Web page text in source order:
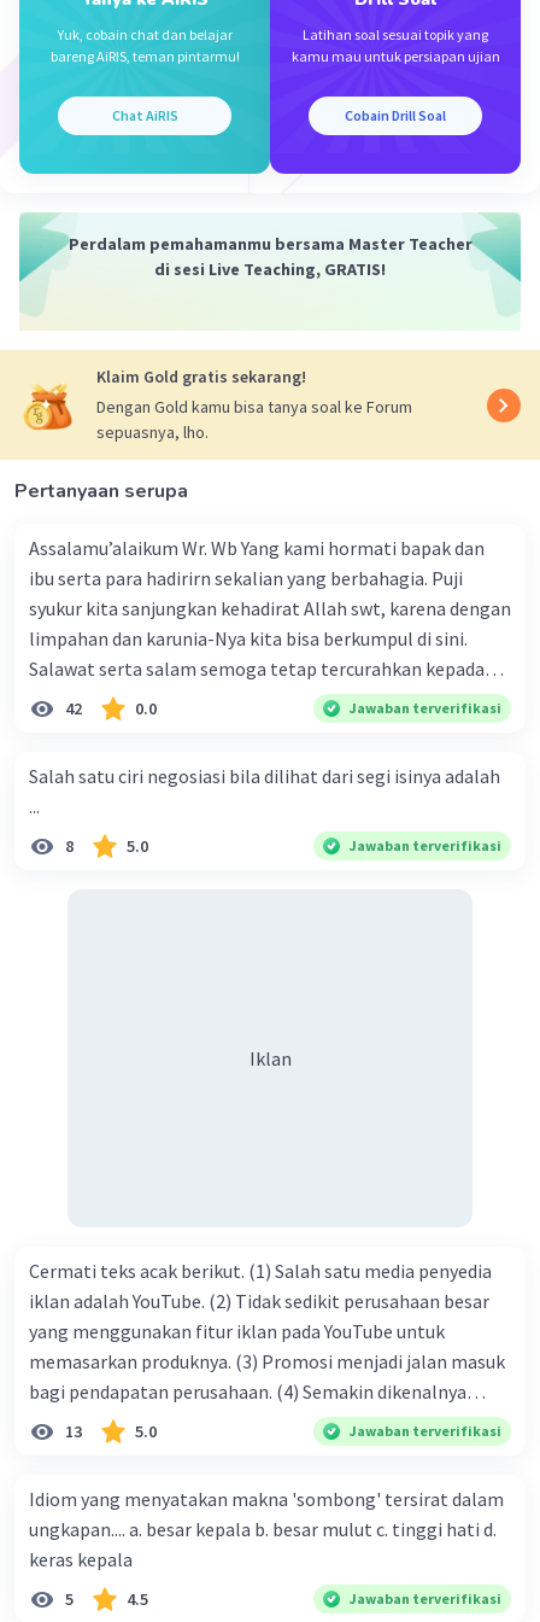
Yuk, cobain chat dan belajar
bareng AiRIS, teman pintarmu!
Chat AiRIS
Latihan soal sesuai topik yang
kamu mau untuk persiapan ujian
Cobain Drill Soal
Perdalam pemahamanmu bersama Master Teacher
di sesi Live Teaching, GRATIS!
Klaim Gold gratis sekarang!
Dengan Gold kamu bisa tanya soal ke Forum
sepuasnya, lho.
Pertanyaan serupa
Assalamu’alaikum Wr. Wb Yang kami hormati bapak dan
ibu serta para hadirirn sekalian yang berbahagia. Puji
syukur kita sanjungkan kehadirat Allah swt, karena dengan
limpahan dan karunia-Nya kita bisa berkumpul di sini.
Salawat serta salam semoga tetap tercurahkan kepada
junjungan Nabi besar Muhammad saw, karena beliau
menyiarkan agama yang haq, yakni agama islam, agama
ke dalam umat-Nya yang diberkahi. Amin ya rabbal alamin.
Hadirin sekalian yang berbahagia! Dirasa amat penting
sekali jiwa sosial untuk diterapkan di lingkungan keluarga,
limpahan karuniaNya kita bisa berkumpul di sini. Kalimat
42 0.0 Jawaban terverifikasi
Salah satu ciri negosiasi bila dilihat dari segi isinya adalah
...
8 5.0 Jawaban terverifikasi
Iklan
Cermati teks acak berikut. (1) Salah satu media penyedia
iklan adalah YouTube. (2) Tidak sedikit perusahaan besar
yang menggunakan fitur iklan pada YouTube untuk
memasarkan produknya. (3) Promosi menjadi jalan masuk
bagi pendapatan perusahaan. (4) Semakin dikenalnya
suatu produk oleh konsumen, semakin besar pula peluang
perusahaan kepada konsumen. Urutan yang tepat agar
menjadi teks eksposisi yang padu adalah .... A. (1)-(2)-(3)-
(4)-(5) B. (2)-(1)-(3)-(4)-(5) C. (3)-(1)-(2)-(5)-(4) D. (3)-(5)-
(4)-(1)-(2) E. (5)-(1)-(3)-(4)-(2)
13 5.0 Jawaban terverifikasi
Idiom yang menyatakan makna 'sombong' tersirat dalam
ungkapan.... a. besar kepala b. besar mulut c. tinggi hati d.
keras kepala
5 4.5 Jawaban terverifikasi